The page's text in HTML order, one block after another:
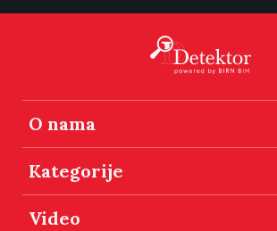
O nama
Kategorije
Video